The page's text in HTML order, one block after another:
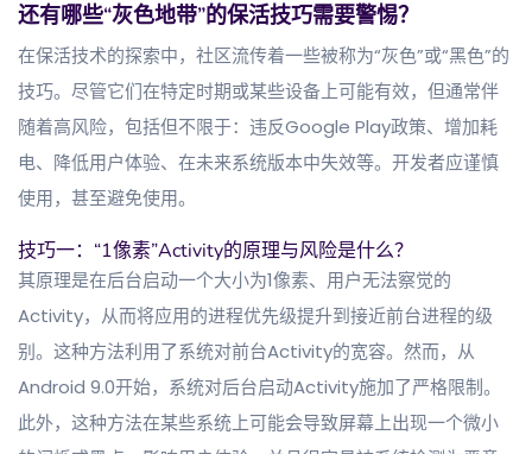
还有哪些“灰色地带”的保活技巧需要警惕？
在保活技术的探索中，社区流传着一些被称为“灰色”或“黑色”的
技巧。尽管它们在特定时期或某些设备上可能有效，但通常伴
随着高风险，包括但不限于：违反Google Play政策、增加耗
电、降低用户体验、在未来系统版本中失效等。开发者应谨慎
使用，甚至避免使用。
技巧一：“1像素”Activity的原理与风险是什么？
其原理是在后台启动一个大小为1像素、用户无法察觉的
Activity，从而将应用的进程优先级提升到接近前台进程的级
别。这种方法利用了系统对前台Activity的宽容。然而，从
Android 9.0开始，系统对后台启动Activity施加了严格限制。
此外，这种方法在某些系统上可能会导致屏幕上出现一个微小